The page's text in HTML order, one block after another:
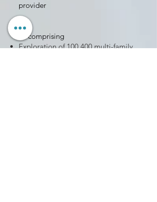
provider
… comprising
Exploration of 100,400 multi-family